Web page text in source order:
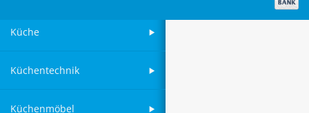
Küche
Küchentechnik
Küchenmöbel